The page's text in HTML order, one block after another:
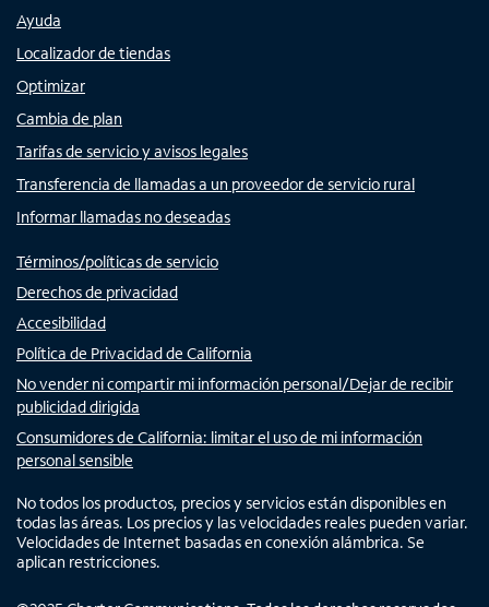
Ayuda
Localizador de tiendas
Optimizar
Cambia de plan
Tarifas de servicio y avisos legales
Transferencia de llamadas a un proveedor de servicio rural
Informar llamadas no deseadas
Términos/políticas de servicio
Derechos de privacidad
Accesibilidad
Política de Privacidad de California
No vender ni compartir mi información personal/Dejar de recibir
publicidad dirigida
Consumidores de California: limitar el uso de mi información
personal sensible
No todos los productos, precios y servicios están disponibles en
todas las áreas. Los precios y las velocidades reales pueden variar.
Velocidades de Internet basadas en conexión alámbrica. Se
aplican restricciones.